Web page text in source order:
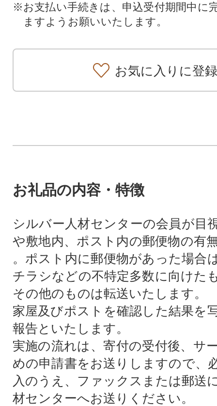
※お支払い手続きは、申込受付期間中に
ますようお願いいたします。
お気に入りに登録
お礼品の内容・特徴
シルバー人材センターの会員が目
や敷地内、ポスト内の郵便物の有
。ポスト内に郵便物があった場合
チラシなどの不特定多数に向けた
その他のものは転送いたします。
家屋及びポストを確認した結果を
報告といたします。
実施の流れは、寄付の受付後、サ
めの申請書をお送りしますので、
入のうえ、ファックスまたは郵送
材センターへお送りください。